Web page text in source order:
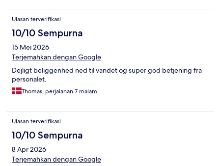
Ulasan terverifikasi
10/10 Sempurna
15 Mei 2026
Terjemahkan dengan Google
Dejligt beliggenhed ned til vandet og super god betjening fra
personalet.
Thomas, perjalanan 7 malam
Ulasan terverifikasi
10/10 Sempurna
8 Apr 2026
Terjemahkan dengan Google